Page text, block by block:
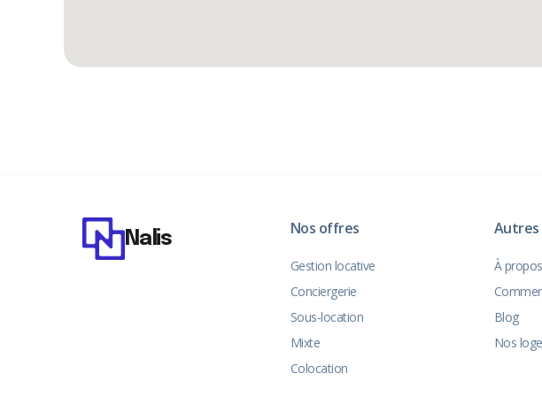
Nalis Nos offres
Gestion locative
Conciergerie
Sous-location
Mixte
Colocation
Autres
À
Blog
Nos